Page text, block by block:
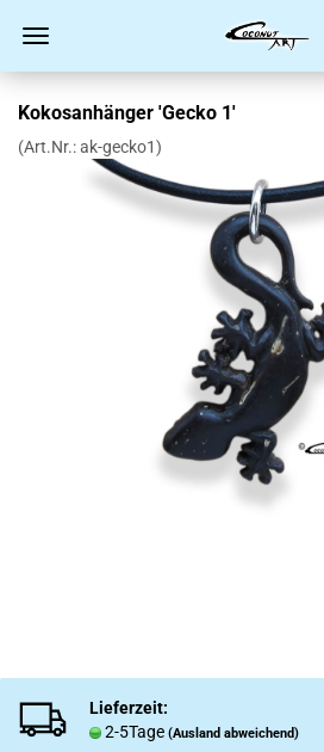
Kokosanhänger 'Gecko 1'
(Art.Nr.:ak-gecko1)
Lieferzeit:
2-5Tage (Ausland abweichend)